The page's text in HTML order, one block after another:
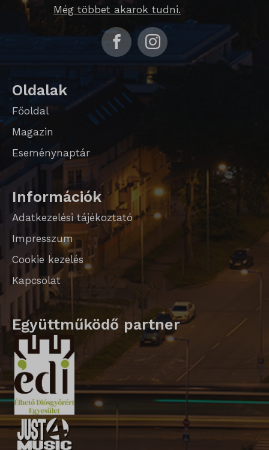
Még többet akarok tudni.
Oldalak
Főoldal
Magazin
Eseménynaptár
Információk
Adatkezelési tájékoztató
Impresszum
Cookie kezelés
Kapcsolat
Együttműködő partner